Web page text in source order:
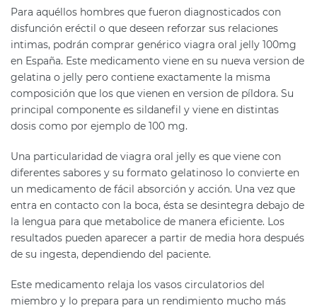
Para aquéllos hombres que fueron diagnosticados con
disfunción eréctil o que deseen reforzar sus relaciones
intimas, podrán comprar genérico viagra oral jelly 100mg
en España. Este medicamento viene en su nueva version de
gelatina o jelly pero contiene exactamente la misma
composición que los que vienen en version de píldora. Su
principal componente es sildanefil y viene en distintas
dosis como por ejemplo de 100 mg.
Una particularidad de viagra oral jelly es que viene con
diferentes sabores y su formato gelatinoso lo convierte en
un medicamento de fácil absorción y acción. Una vez que
entra en contacto con la boca, ésta se desintegra debajo de
la lengua para que metabolice de manera eficiente. Los
resultados pueden aparecer a partir de media hora después
de su ingesta, dependiendo del paciente.
Este medicamento relaja los vasos circulatorios del
miembro y lo prepara para un rendimiento mucho más